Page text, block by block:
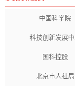
中国科学院
科技创新发展
国科控股
北京市人社局